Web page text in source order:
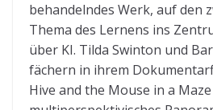
behandelndes Werk, auf den
Thema des Lernens ins
über KI. Tilda Swinton und
fächern in ihrem
Hive and the Mouse in a